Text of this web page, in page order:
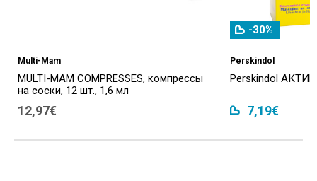
Multi-Mam
MULTI-MAM COMPRESSES, компрессы
на соски, 12 шт., 1,6 мл
12,97€
-30%
Perskindol
Perskindol АКТИВ
7,19€